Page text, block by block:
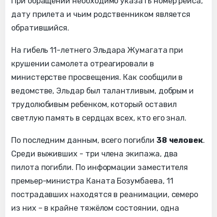
дату прилета и чьим родственником является
обратившийся.
На гибель 11-летнего Эльдара Жумагата при
крушении самолета отреагировали в
министерстве просвещения. Как сообщили в
ведомстве, Эльдар был талантливым, добрым и
трудолюбивым ребенком, который оставил
светлую память в сердцах всех, кто его знал.
По последним данным, всего погибли 38 человек.
Среди выживших - три члена экипажа, два
пилота погибли. По информации заместителя
премьер-министра Каната Бозумбаева, 11
пострадавших находятся в реанимации, семеро
из них – в крайне тяжёлом состоянии, одна